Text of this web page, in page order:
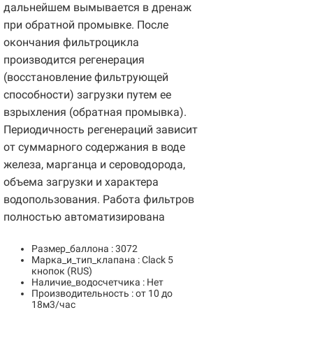
дальнейшем вымывается в дренаж
при обратной промывке. После
окончания фильтроцикла
производится регенерация
(восстановление фильтрующей
способности) загрузки путем ее
взрыхления (обратная промывка).
Периодичность регенераций зависит
от суммарного содержания в воде
железа, марганца и сероводорода,
объема загрузки и характера
водопользования. Работа фильтров
полностью автоматизирована
Размер_баллона : 3072
Марка_и_тип_клапана : Clack 5
кнопок (RUS)
Наличие_водосчетчика : Нет
Производительность : от 10 до
18м3/час